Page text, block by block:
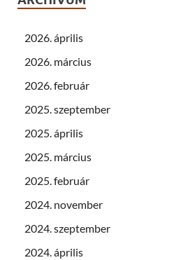
2026. április
2026. március
2026. február
2025. szeptember
2025. április
2025. március
2025. február
2024. november
2024. szeptember
2024. április